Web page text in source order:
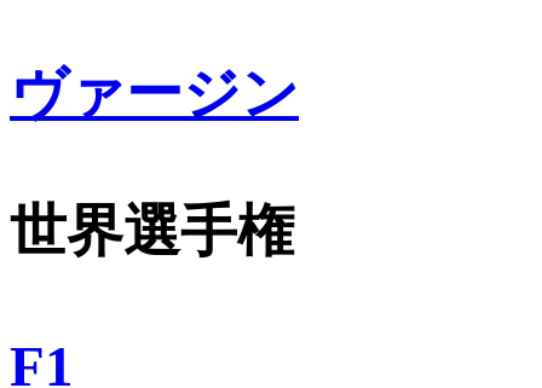
ヴァージン
世界選手権
F1